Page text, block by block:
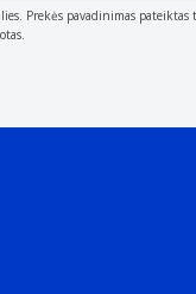
of time e.g. Intel
Prekės pavadinimas